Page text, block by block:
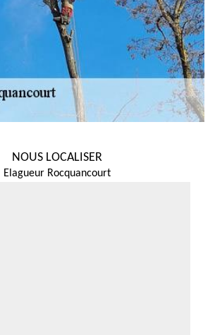
NOUS LOCALISER
Elagueur Rocquancourt